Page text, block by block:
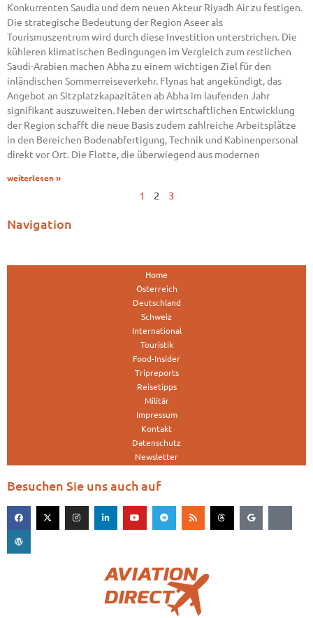
Konkurrenten Saudia und dem neuen Akteur Riyadh Air zu festigen.
Die strategische Bedeutung der Region Aseer als
Tourismuszentrum wird durch diese Investition unterstrichen. Die
kühleren klimatischen Bedingungen im Vergleich zum restlichen
Saudi-Arabien machen Abha zu einem wichtigen Ziel für den
inländischen Sommerreiseverkehr. Flynas hat angekündigt, das
Angebot an Sitzplatzkapazitäten ab Abha im laufenden Jahr
signifikant auszuweiten. Neben der wirtschaftlichen Entwicklung
der Region schafft die neue Basis zudem zahlreiche Arbeitsplätze
in den Bereichen Bodenabfertigung, Technik und Kabinenpersonal
direkt vor Ort. Die Flotte, die überwiegend aus modernen
weiterlesen »
1 2 3
Navigation
Home
Österreich
Deutschland
Schweiz
International
Touristik
Food-Insider
Tripreports
Reisetipps
Militär
Impressum
Kontakt
Datenschutz
Newsletter
Besuchen Sie uns auch auf